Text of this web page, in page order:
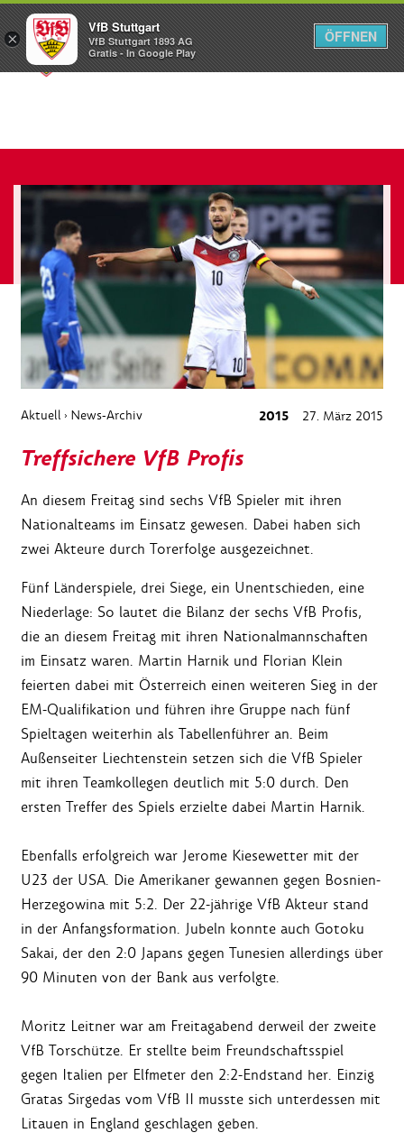
Menü
Aktuell › News-Archiv 2015 27. März 2015
Treffsichere VfB Profis
An diesem Freitag sind sechs VfB Spieler mit ihren
Nationalteams im Einsatz gewesen. Dabei haben sich
zwei Akteure durch Torerfolge ausgezeichnet.
Fünf Länderspiele, drei Siege, ein Unentschieden, eine
Niederlage: So lautet die Bilanz der sechs VfB Profis,
die an diesem Freitag mit ihren Nationalmannschaften
im Einsatz waren. Martin Harnik und Florian Klein
feierten dabei mit Österreich einen weiteren Sieg in der
EM-Qualifikation und führen ihre Gruppe nach fünf
Spieltagen weiterhin als Tabellenführer an. Beim
Außenseiter Liechtenstein setzen sich die VfB Spieler
mit ihren Teamkollegen deutlich mit 5:0 durch. Den
ersten Treffer des Spiels erzielte dabei Martin Harnik.
Ebenfalls erfolgreich war Jerome Kiesewetter mit der
U23 der USA. Die Amerikaner gewannen gegen Bosnien-
Herzegowina mit 5:2. Der 22-jährige VfB Akteur stand
in der Anfangsformation. Jubeln konnte auch Gotoku
Sakai, der den 2:0 Japans gegen Tunesien allerdings über
90 Minuten von der Bank aus verfolgte.
Moritz Leitner war am Freitagabend derweil der zweite
VfB Torschütze. Er stellte beim Freundschaftsspiel
gegen Italien per Elfmeter den 2:2-Endstand her. Einzig
Gratas Sirgedas vom VfB II musste sich unterdessen mit
Litauen in England geschlagen geben.
×
VfB Stuttgart
VfB Stuttgart 1893 AG
Gratis - In Google Play
ÖFFNEN